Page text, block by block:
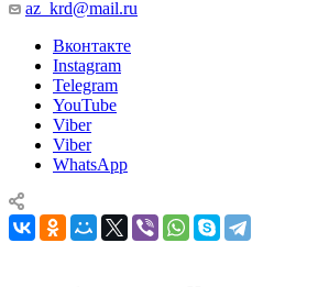
az_krd@mail.ru
Вконтакте
Instagram
Telegram
YouTube
Viber
Viber
WhatsApp